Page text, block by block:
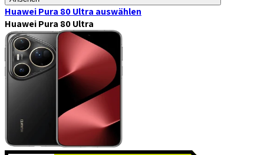
Huawei Pura 80 Ultra auswählen
Huawei Pura 80 Ultra